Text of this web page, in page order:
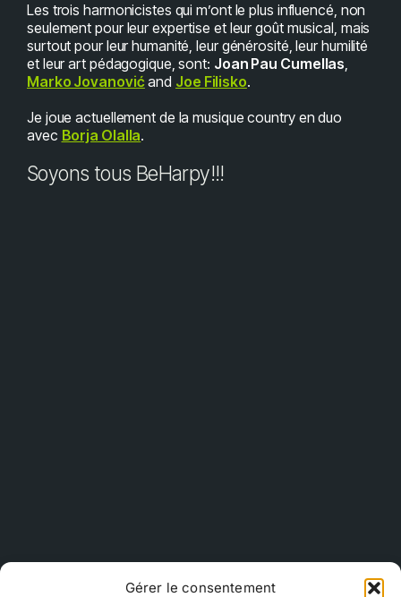
Gérer le consentement
Les trois harmonicistes qui m’ont le plus influencé, non
seulement pour leur expertise et leur goût musical, mais
surtout pour leur humanité, leur générosité, leur humilité
et leur art pédagogique, sont: Joan Pau Cumellas,
Marko Jovanovićand Joe Filisko.
Je joue actuellement de la musique country en duo
avec Borja Olalla.
Soyons tous BeHarpy!!!